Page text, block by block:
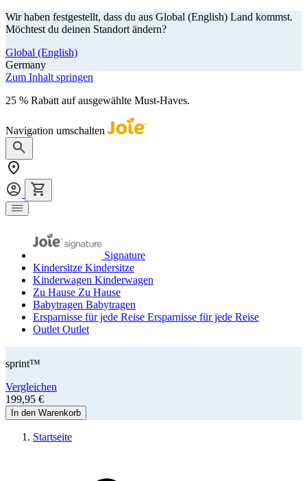
Wir haben festgestellt, dass du aus Global (English) Land kommst.
Möchtest du deinen Standort ändern?
Global (English)
Germany
Zum Inhalt springen
25 % Rabatt auf ausgewählte Must-Haves.
Navigation umschalten
Signature
Kindersitze Kindersitze
Kinderwagen Kinderwagen
Zu Hause Zu Hause
Babytragen Babytragen
Ersparnisse für jede Reise Ersparnisse für jede Reise
Outlet Outlet
sprint™
Vergleichen
199,95 €
In den Warenkorb
Startseite